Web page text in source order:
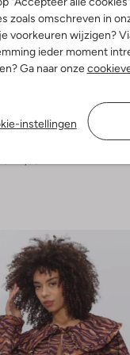
zoals omschreven in
voorkeuren wijzigen?
ieder moment
Ga naar onze
instellingen